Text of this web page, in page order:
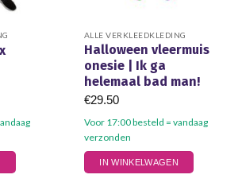
ALLE VERKLEEDKLEDING
Halloween vleermuis
onesie | Ik ga
helemaal bad man!
Voor 17:00 besteld = vandaag
verzonden
€29.50
IN WINKELWAGEN
Dit
product